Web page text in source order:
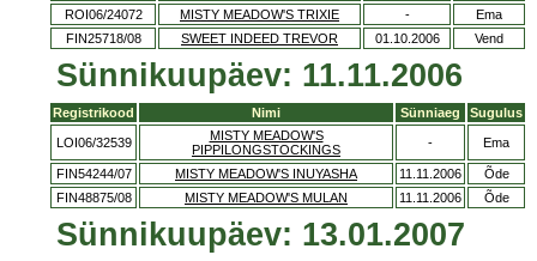
ROI06/24072
MISTY MEADOW'S TRIXIE -
Ema
FIN25718/08
SWEET INDEED TREVOR 01.10.2006 Vend
Sünnikuupäev: 11.11.2006
Registrikood Nimi Sünniaeg Sugulus
LOI06/32539
MISTY MEADOW'S
PIPPILONGSTOCKINGS
- Ema
FIN54244/07 MISTY MEADOW'S INUYASHA 11.11.2006
Õde
FIN48875/08
MISTY MEADOW'S MULAN 11.11.2006 Õde
Sünnikuupäev: 13.01.2007